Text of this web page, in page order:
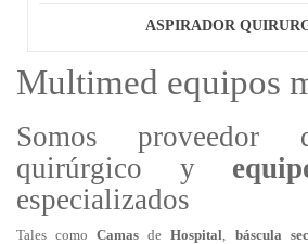
ASPIRADOR
Multimed equipos
Somos proveedor
quirúrgico y
especializados
Tales comoCamas deHospital, báscula